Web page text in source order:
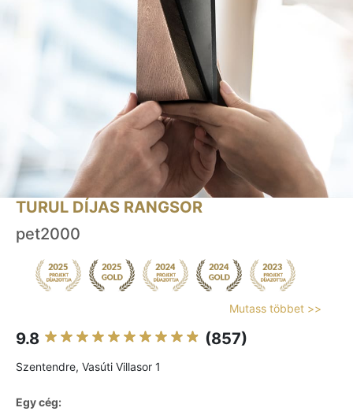
TURUL DÍJAS RANGSOR
pet2000
Mutass többet >>
9.8 (857)
Szentendre, Vasúti Villasor 1
Egy cég: